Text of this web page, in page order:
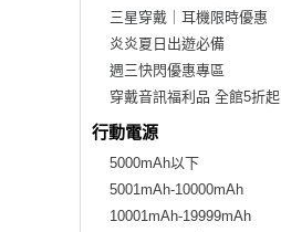
三星穿戴｜耳機限時優惠
炎炎夏日出遊必備
週三快閃優惠專區
穿戴音訊福利品 全館5折起
行動電源
5000mAh以下
5001mAh-10000mAh
10001mAh-19999mAh